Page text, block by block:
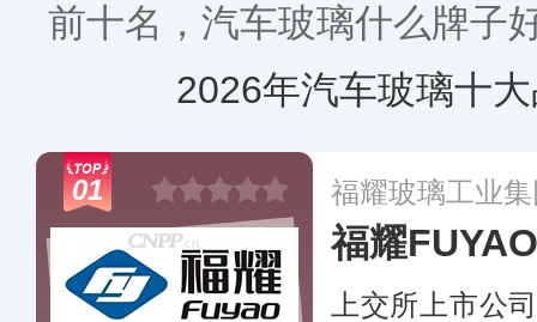
前十名，汽车玻璃什么牌子
2026年汽车玻璃十
01 福耀玻璃工业
福耀FUYAO
上交所上市公